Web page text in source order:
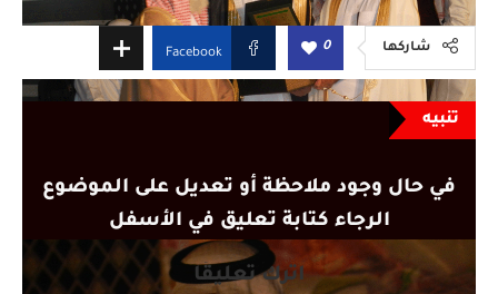
شاركها 0
Facebook
تنبيه
في حال وجود ملاحظة أو تعديل على الموضوع
الرجاء كتابة تعليق في الأسفل
اترك تعليقًا